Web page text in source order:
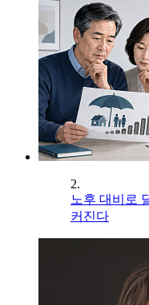
2.
노후 대비로
커진다